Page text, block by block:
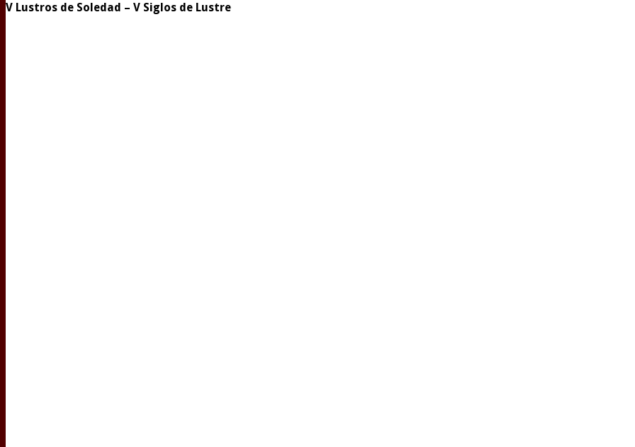
V Lustros de Soledad – V Siglos de Lustre